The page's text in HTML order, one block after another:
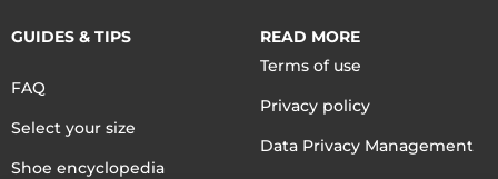
GUIDES & TIPS
FAQ
Select your size
Shoe encyclopedia
READ MORE
Terms of use
Privacy policy
Data Privacy Management